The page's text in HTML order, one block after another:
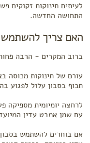
לעיתים תינוקות זקוקים
התחושה החדשה.
האם צריך להשתמש
ברוב המקרים - הרבה
עורם של תינוקות מכוסה
תכוף בסבון עלול לפגוע
לרחצה יומיומית מספיקה
עם שמן אמבט עדין
אם בוחרים להשתמש